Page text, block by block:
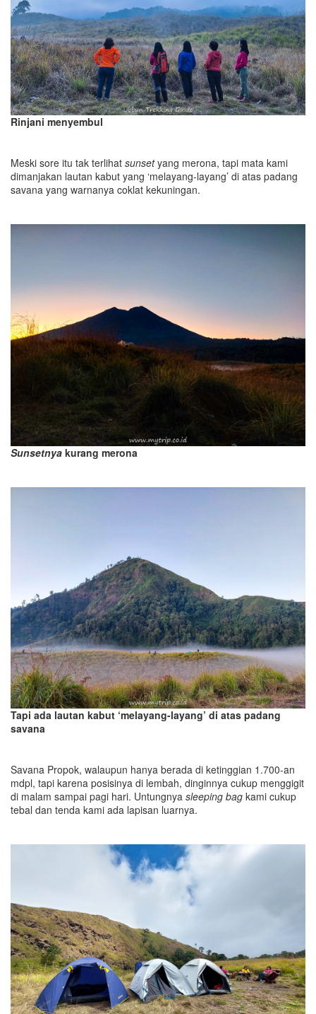
Rinjani menyembul
Meski sore itu tak terlihat sunsetyang merona, tapi mata kami
dimanjakan lautan kabut yang ‘melayang-layang’ di atas padang
savana yang warnanya coklat kekuningan.
Sunsetnya kurang merona
Tapi ada lautan kabut ‘melayang-layang’ di atas padang
savana
Savana Propok, walaupun hanya berada di ketinggian 1.700-an
mdpl, tapi karena posisinya di lembah, dinginnya cukup menggigit
di malam sampai pagi hari. Untungnya sleeping bag kami cukup
tebal dan tenda kami ada lapisan luarnya.